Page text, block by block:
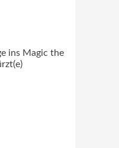
ins Magic the